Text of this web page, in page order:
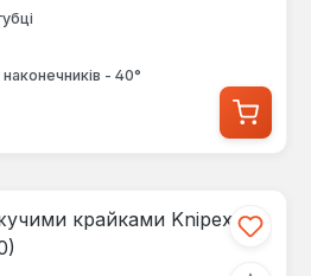
- 40°